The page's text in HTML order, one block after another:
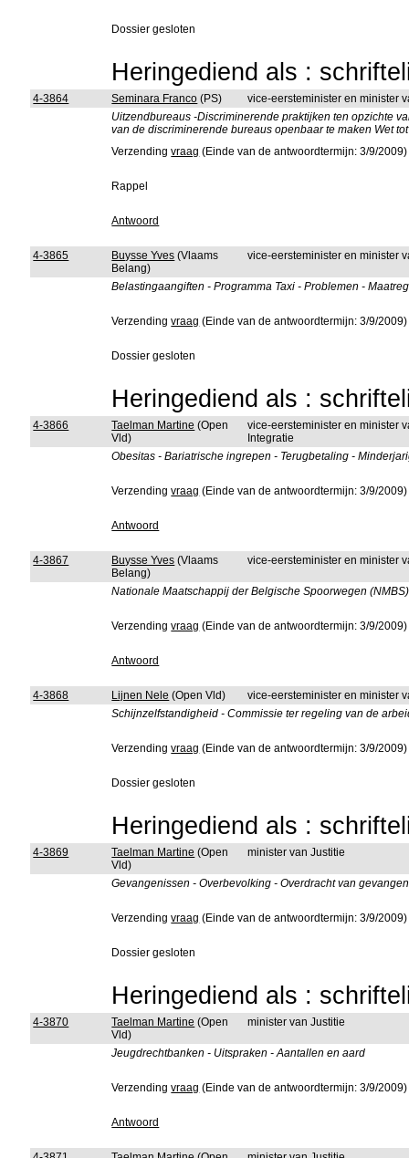
Dossier gesloten
Heringediend als :
4-3864 Seminara Franco (PS)
vice-eersteminister en minister
Uitzendbureaus -Discriminerende praktijken ten opzichte
van de discriminerende bureaus openbaar te maken Wet
Verzendingvraag (Einde van de antwoordtermijn: 3/9/2009)
Rappel
Antwoord
4-3865 Buysse Yves (Vlaams
Belang)
vice-eersteminister en minister
Belastingaangiften - Programma Taxi - Problemen -
Verzendingvraag (Einde van de antwoordtermijn: 3/9/2009)
Dossier gesloten
Heringediend als :
4-3866 Taelman Martine (Open
Vld)
vice-eersteminister en minister
Integratie
Obesitas - Bariatrische ingrepen - Terugbetaling -
Verzendingvraag (Einde van de antwoordtermijn: 3/9/2009)
Antwoord
4-3867 Buysse Yves (Vlaams
Belang)
vice-eersteminister en minister
Nationale Maatschappij der Belgische Spoorwegen
Verzendingvraag (Einde van de antwoordtermijn: 3/9/2009)
Antwoord
4-3868 Lijnen Nele (Open Vld)
vice-eersteminister en minister
Schijnzelfstandigheid - Commissie ter regeling van de
Verzendingvraag (Einde van de antwoordtermijn: 3/9/2009)
Dossier gesloten
Heringediend als :
4-3869 Taelman Martine (Open
Vld)
minister van Justitie
Gevangenissen - Overbevolking - Overdracht van
Verzendingvraag (Einde van de antwoordtermijn: 3/9/2009)
Dossier gesloten
Heringediend als :
4-3870 Taelman Martine (Open
Vld)
minister van Justitie
Jeugdrechtbanken - Uitspraken - Aantallen en aard
Verzendingvraag (Einde van de antwoordtermijn: 3/9/2009)
Antwoord